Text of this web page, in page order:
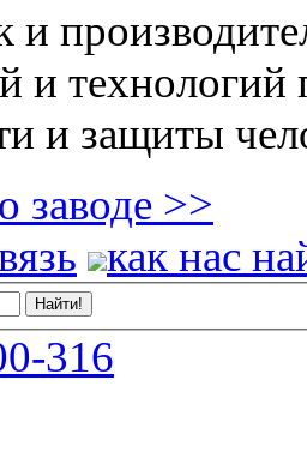
и
и
и защиты
заводе >>
как нас
316